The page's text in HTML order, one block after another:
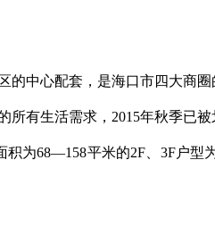
中心配套，是海口市四大商
有生活需求，2015年秋季已被
积为68—158平米的2F、3F户